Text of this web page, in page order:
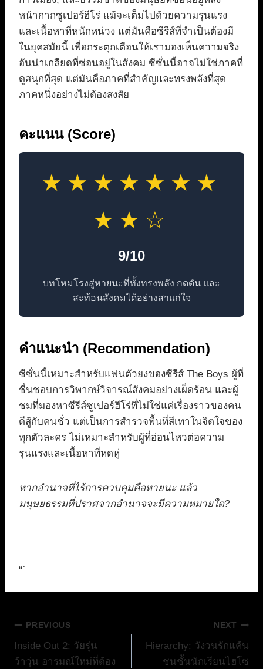
หน้ากากซูเปอร์ฮีโร่ แม้จะเต็มไปด้วยความรุนแรง
และเนื้อหาที่หนักหน่วง แต่มันคือซีรีส์ที่จำเป็นต้องมี
ในยุคสมัยนี้ เพื่อกระตุกเตือนให้เรามองเห็นความจริง
อันน่าเกลียดที่ซ่อนอยู่ในสังคม ซีซั่นนี้อาจไม่ใช่ภาคที่
ดูสนุกที่สุด แต่มันคือภาคที่สำคัญและทรงพลังที่สุด
ภาคหนึ่งอย่างไม่ต้องสงสัย
คะแนน (Score)
★★★★★★★
★★☆
9/10
บทโหมโรงสู่หายนะที่ทั้งทรงพลัง กดดัน และ
สะท้อนสังคมได้อย่างสาแก่ใจ
คำแนะนำ (Recommendation)
ซีซั่นนี้เหมาะสำหรับแฟนตัวยงของซีรีส์ The Boys ผู้ที่
ชื่นชอบการวิพากษ์วิจารณ์สังคมอย่างเผ็ดร้อน และผู้
ชมที่มองหาซีรีส์ซูเปอร์ฮีโร่ที่ไม่ใช่แค่เรื่องราวของคน
ดีสู้กับคนชั่ว แต่เป็นการสำรวจพื้นที่สีเทาในจิตใจของ
ทุกตัวละคร ไม่เหมาะสำหรับผู้ที่อ่อนไหวต่อความ
รุนแรงและเนื้อหาที่หดหู่
หากอำนาจที่ไร้การควบคุมคือหายนะ แล้ว
มนุษยธรรมที่ปราศจากอำนาจจะมีความหมายใด?
“`
แนะแนว
เรื่อง
PREVIOUS
Inside Out 2: วัยรุ่น
ว้าวุ่น อารมณ์ใหม่ที่ต้อง
NEXT
Hierarchy: วังวนรักแค้น
ชนชั้นนักเรียนไฮโซ